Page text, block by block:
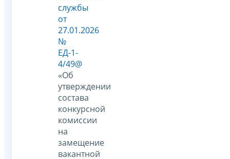
службы
от
27.01.2026
№
ЕД-1-
4/49@
«Об
утверждении
состава
конкурсной
комиссии
на
замещение
вакантной